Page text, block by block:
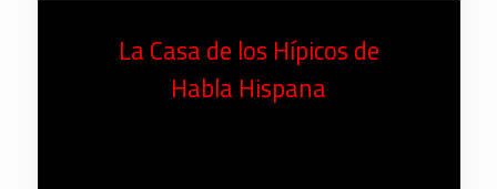
La Casa de los Hípicos de
Habla Hispana